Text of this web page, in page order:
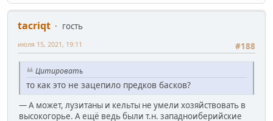
ta‍criqt
гость
#188
июля 15, 2021, 19:11
Цитировать
то как это не зацепило предков басков?
— А может, лузитаны и кельты не умели хозяйствовать в
высокогорье. А ещё ведь были т.н. западноиберийские